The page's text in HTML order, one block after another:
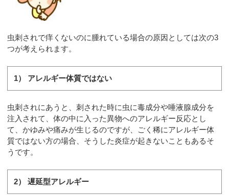
虫刺されで痒くないのに腫れている場合の原因としては次の3
つが考えられます。
1） アレルギー体質ではない
虫刺されにあうと、刺された時に虫に毒成分や唾液腺成分を
注入されて、体の中に入った異物へのアレルギー反応とし
て、かゆみや痛みが生じるのですが、ごく稀にアレルギー体
質ではない方の場合、そうした炎症が起きないこともあるそ
うです。
2） 遅延型アレルギー